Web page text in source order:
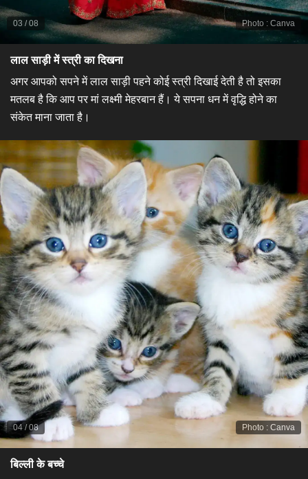
Photo : Canva
03 /08
लाल साड़ी में स्त्री का दिखना
अगर आपको सपने में लाल साड़ी पहने कोई स्त्री दिखाई देती है तो इसका
मतलब है कि आप पर मां लक्ष्मी मेहरबान हैं। ये सपना धन में वृद्धि होने का
संकेत माना जाता है।
Photo : Canva
04 /08
बिल्ली के बच्चे